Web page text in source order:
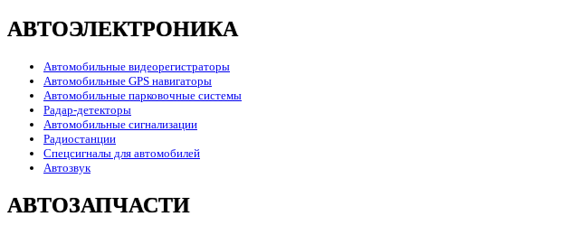
АВТОЭЛЕКТРОНИКА
Автомобильные видеорегистраторы
Автомобильные GPS навигаторы
Автомобильные парковочные системы
Радар-детекторы
Автомобильные сигнализации
Радиостанции
Спецсигналы для автомобилей
Автозвук
АВТОЗАПЧАСТИ